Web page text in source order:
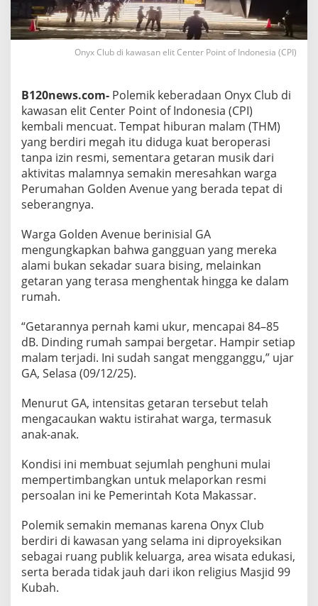
a
r
!
W
a
a
M
n
t
a
O
n
y
l
u
b
D
i
t
u
p
Onyx Club di kawasan elit Center Point of Indonesia (CPI)
B120news.com- Polemik keberadaan Onyx Club di
kawasan elit Center Point of Indonesia (CPI)
kembali mencuat. Tempat hiburan malam (THM)
yang berdiri megah itu diduga kuat beroperasi
tanpa izin resmi, sementara getaran musik dari
aktivitas malamnya semakin meresahkan warga
Perumahan Golden Avenue yang berada tepat di
seberangnya.
Warga Golden Avenue berinisial GA
mengungkapkan bahwa gangguan yang mereka
alami bukan sekadar suara bising, melainkan
getaran yang terasa menghentak hingga ke dalam
rumah.
“Getarannya pernah kami ukur, mencapai 84–85
dB. Dinding rumah sampai bergetar. Hampir setiap
malam terjadi. Ini sudah sangat mengganggu,” ujar
GA, Selasa (09/12/25).
Menurut GA, intensitas getaran tersebut telah
mengacaukan waktu istirahat warga, termasuk
anak-anak.
Kondisi ini membuat sejumlah penghuni mulai
mempertimbangkan untuk melaporkan resmi
persoalan ini ke Pemerintah Kota Makassar.
Polemik semakin memanas karena Onyx Club
berdiri di kawasan yang selama ini diproyeksikan
sebagai ruang publik keluarga, area wisata edukasi,
serta berada tidak jauh dari ikon religius Masjid 99
Kubah.